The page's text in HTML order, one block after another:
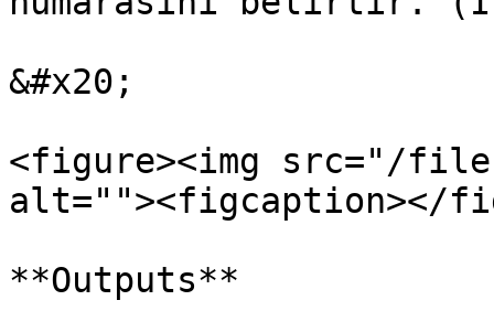
&#x20;
<figure><img src="/
alt=""><figcaption></
**Outputs**